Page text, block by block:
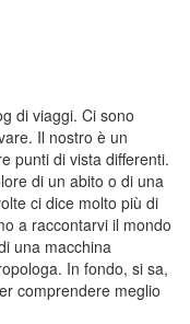
di viaggi. Ci sono
Il nostro è un
punti di vista differenti.
di un abito o di una
ci dice molto più di
a raccontarvi il mondo
una macchina
In fondo, si sa,
comprendere meglio